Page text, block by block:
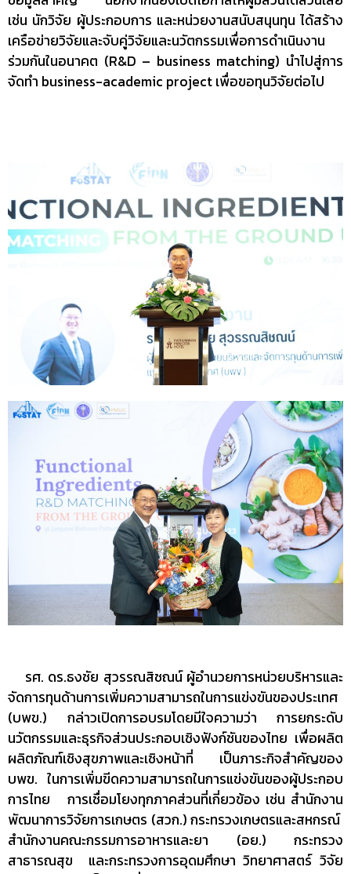
เช่น นักวิจัย ผู้ประกอบการ และหน่วยงานสนับสนุนทุน ได้สร้าง
เครือข่ายวิจัยและจับคู่วิจัยและนวัตกรรมเพื่อการดำเนินงาน
ร่วมกันในอนาคต (R&D – business matching) นำไปสู่การ
จัดทำ business-academic project เพื่อขอทุนวิจัยต่อไป
รศ. ดร.ธงชัย สุวรรณสิชณน์ ผู้อำนวยการหน่วยบริหารและ
จัดการทุนด้านการเพิ่มความสามารถในการแข่งขันของประเทศ
(บพข.) กล่าวเปิดการอบรมโดยมีใจความว่า การยกระดับ
นวัตกรรมและธุรกิจส่วนประกอบเชิงฟังก์ชันของไทย เพื่อผลิต
ผลิตภัณฑ์เชิงสุขภาพและเชิงหน้าที่ เป็นภาระกิจสำคัญของ
บพข. ในการเพิ่มขีดความสามารถในการแข่งขันของผู้ประกอบ
การไทย การเชื่อมโยงทุกภาคส่วนที่เกี่ยวข้อง เช่น สำนักงาน
พัฒนาการวิจัยการเกษตร (สวก.) กระทรวงเกษตรและสหกรณ์
สำนักงานคณะกรรมการอาหารและยา (อย.) กระทรวง
สาธารณสุข และกระทรวงการอุดมศึกษา วิทยาศาสตร์ วิจัย